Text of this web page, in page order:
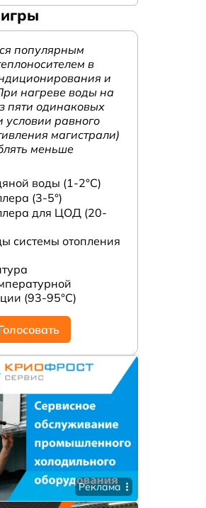
популярным
в
и
нагреве воды на
пяти одинаковых
условии равного
магистрали)
меньше
воды (1-2°С)
(3-5°)
для ЦОД (20-
системы отопления
(93-95°С)
Реклама